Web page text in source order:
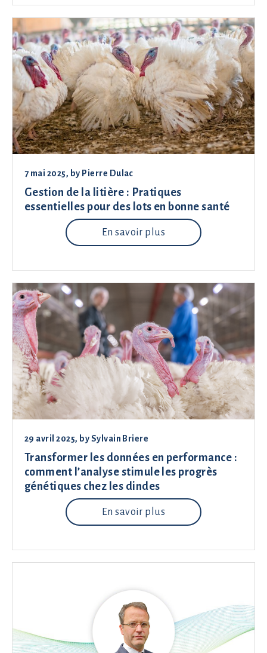
7 mai 2025, by Pierre Dulac
Gestion de la litière : Pratiques
essentielles pour des lots en bonne santé
En savoir plus
29 avril 2025, bySylvain Briere
Transformer les données en performance :
comment l’analyse stimule les progrès
génétiques chez les dindes
En savoir plus